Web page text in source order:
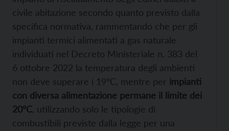
civile abitazione secondo quanto previsto dalla
specifica normativa, rammentando che per gli
impianti termici alimentati a gas naturale
individuati nel Decreto Ministeriale n. 383 del
6 ottobre 2022 la temperatura degli ambienti
non deve superare i 19°C, mentre per impianti
con diversa alimentazione permane il limite dei
20°C , utilizzando solo le tipologie di
combustibili previste dalla legge per una